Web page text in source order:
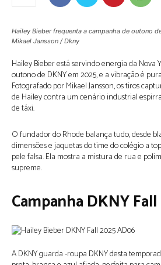
Hailey Bieber frequenta a campanha de outono
Mikael Jansson / Dkny
Hailey Bieber está servindo energia da Nova
outono de DKNY em 2025, e a vibração é
Fotografado por Mikael Jansson, os tiros
de Hailey contra um cenário industrial
de táxi.
O fundador do Rhode balança tudo, desde
dimensões e jaquetas do time do colégio a
pele falsa. Ela mostra a mistura de rua e
supreme.
Campanha DKNY
A DKNY guarda -roupa DKNY desta